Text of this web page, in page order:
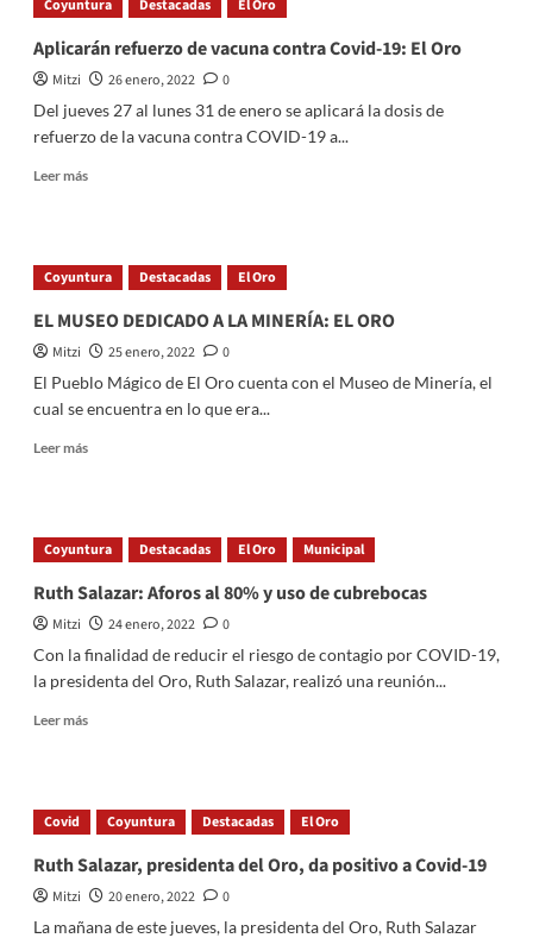
esterilización
perros
y
gatos:
Oro
Coyuntura Destacadas El Oro
Aplicarán refuerzo de vacuna contra Covid-19: El Oro
Mitzi 26 enero, 2022
0
Del jueves 27 al lunes 31 de enero se aplicará la dosis de
refuerzo de la vacuna contra COVID-19 a...
Leer másRead
refuerzo
de
contra
Covid-
19:
Oro
Coyuntura Destacadas El Oro
EL MUSEO DEDICADO A LA MINERÍA: EL ORO
Mitzi 25 enero, 2022
0
El Pueblo Mágico de El Oro cuenta con el Museo de Minería, el
cual se encuentra en lo que era...
Leer másRead
MUSEO
DEDICADO
LA
MINERÍA:
EL
Coyuntura Destacadas El Oro Municipal
Ruth Salazar: Aforos al 80% y uso de cubrebocas
Mitzi 24 enero, 2022
0
Con la finalidad de reducir el riesgo de contagio por COVID-19,
la presidenta del Oro, Ruth Salazar, realizó una reunión...
Leer másRead
Salazar:
Aforos
80%
y
Covid Coyuntura Destacadas El Oro
Ruth Salazar, presidenta del Oro, da positivo a Covid-19
Mitzi 20 enero, 2022
0
La mañana de este jueves, la presidenta del Oro, Ruth Salazar